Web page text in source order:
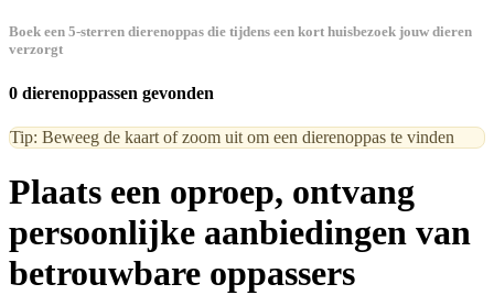
Boek een 5-sterren dierenoppas die tijdens een kort huisbezoek jouw dieren
verzorgt
0 dierenoppassen gevonden
Tip: Beweeg de kaart of zoom uit om een dierenoppas te vinden
Plaats een oproep, ontvang
persoonlijke aanbiedingen van
betrouwbare oppassers